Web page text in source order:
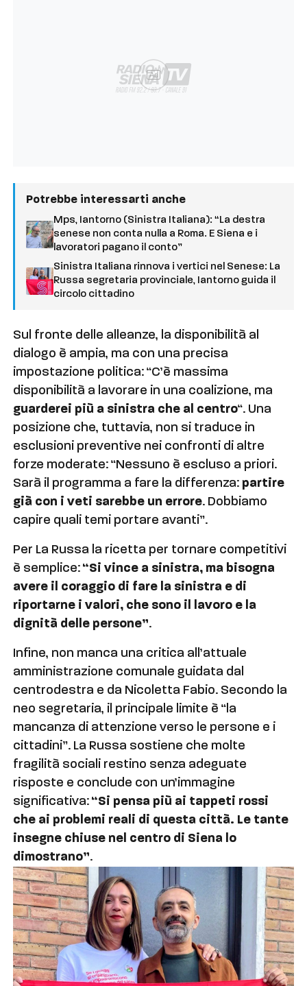
Ad
Potrebbe interessarti anche
Mps, Iantorno (Sinistra Italiana): “La destra
senese non conta nulla a Roma. E Siena e i
lavoratori pagano il conto”
Sinistra Italiana rinnova i vertici nel Senese: La
Russa segretaria provinciale, Iantorno guida il
circolo cittadino
Sul fronte delle alleanze, la disponibilità al
dialogo è ampia, ma con una precisa
impostazione politica: “C’è massima
disponibilità a lavorare in una coalizione, ma
guarderei più a sinistra che al centro“. Una
posizione che, tuttavia, non si traduce in
esclusioni preventive nei confronti di altre
forze moderate: “Nessuno è escluso a priori.
Sarà il programma a fare la differenza: partire
già con i veti sarebbe un errore. Dobbiamo
capire quali temi portare avanti”.
Per La Russa la ricetta per tornare competitivi
è semplice:“Si vince a sinistra, ma bisogna
avere il coraggio di fare la sinistra e di
riportarne i valori, che sono il lavoro e la
dignità delle persone”.
Infine, non manca una critica all’attuale
amministrazione comunale guidata dal
centrodestra e da Nicoletta Fabio. Secondo la
neo segretaria, il principale limite è “la
mancanza di attenzione verso le persone e i
cittadini”. La Russa sostiene che molte
fragilità sociali restino senza adeguate
risposte e conclude con un’immagine
significativa:“Si pensa più ai tappeti rossi
che ai problemi reali di questa città. Le tante
insegne chiuse nel centro di Siena lo
dimostrano”.